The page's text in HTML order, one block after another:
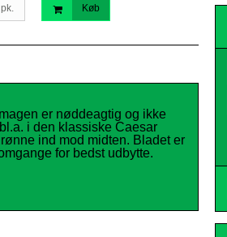
pk. Køb
er nøddeagtig og ikke
i den klassiske Caesar
ind mod midten. Bladet er
for bedst udbytte.